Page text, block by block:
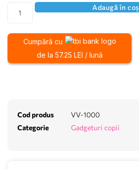
Adaugă în coș
Cumpără cu
de la 57.25 LEI / lună
Cod produs
VV-1000
Categorie
Gadgeturi copii